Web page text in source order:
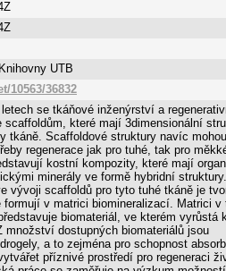
UTB
10563/36832
se tkáňové inženýrství a
scaffoldům, které mají 3dimensionální
tkáně. Scaffoldové struktury navíc
regenerace jak pro tuhé, tak pro
kostní kompozity, které mají
minerály ve formě hybridní
vývoji scaffoldů pro tyto tuhé tkáně je
formují v matrici biomineralizací. Matrici v
biomateriál, ve kterém vyrůstá
množství dostupných biomateriálů jsou
a to zejména pro schopnost
příznivé prostředí pro regeneraci